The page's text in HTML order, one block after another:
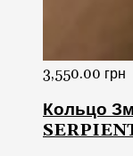
3,550.00 грн
Кольцо